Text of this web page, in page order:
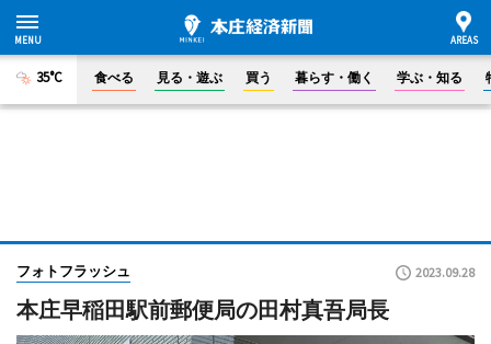
35°C 食べる 見る・遊ぶ 買う 暮らす・働く 学ぶ・知る
フォトフラッシュ 2023.09.28
本庄早稲田駅前郵便局の田村真吾局長